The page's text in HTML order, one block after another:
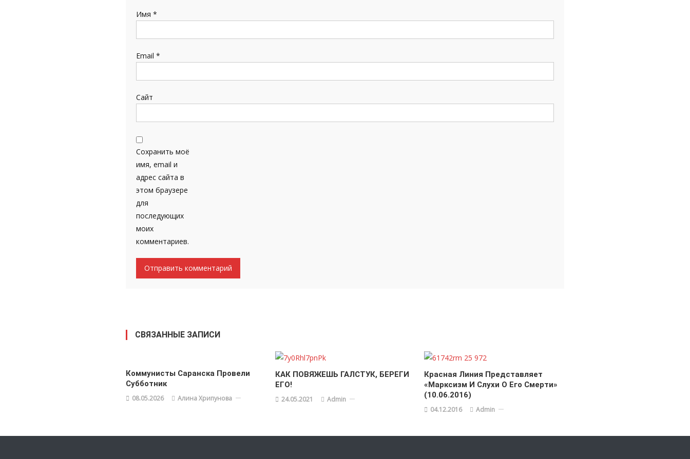
Имя *
Email *
Сайт
Сохранить моё
имя, email и
адрес сайта в
этом браузере
для
последующих
моих
комментариев.
СВЯЗАННЫЕ ЗАПИСИ
Коммунисты Саранска Провели
Субботник
08.05.2026 Алина Хрипунова
КАК ПОВЯЖЕШЬ ГАЛСТУК, БЕРЕГИ
ЕГО!
24.05.2021 Admin
Красная Линия Представляет
«Марксизм И Слухи О Его Смерти»
(10.06.2016)
04.12.2016 Admin